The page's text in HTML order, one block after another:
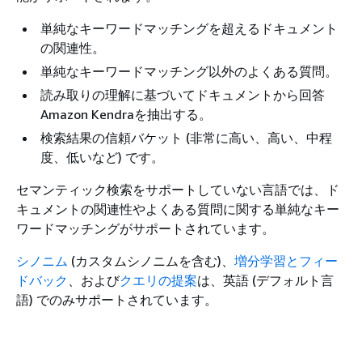
単純なキーワードマッチングを超えるドキュメント
の関連性。
単純なキーワードマッチング以外のよくある質問。
読み取りの理解に基づいてドキュメントから回答
Amazon Kendraを抽出する。
検索結果の信頼バケット (非常に高い、高い、中程
度、低いなど) です。
セマンティック検索をサポートしていない言語では、ド
キュメントの関連性やよくある質問に関する単純なキー
ワードマッチングがサポートされています。
シノニム (カスタムシノニムを含む)、 増分学習とフィー
ドバック 、およびクエリの提案は、英語 (デフォルト言
語) でのみサポートされています。